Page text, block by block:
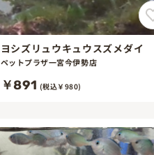
ヨシズリュウキュウスズメダイ
ペットプラザ一宮今伊勢店
￥891 (税込￥980)